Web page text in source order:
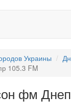
Украины
105.3 FM
фм